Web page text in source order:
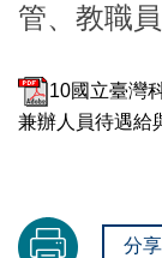
管、教職
10國立臺灣
兼辦人員待遇給
分享